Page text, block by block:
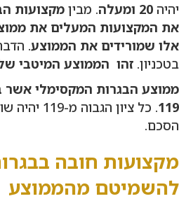
יהיה 20 ומעלה. מבין מקצועות
את המקצועות המעלים את
אלו שמורידים את הממוצע.
בטכניון. זהו הממוצע המיטבי
ממוצע הבגרות המקסימלי אשר
119
הסכם.
מקצועות חובה
להשמיטם מהממוצע